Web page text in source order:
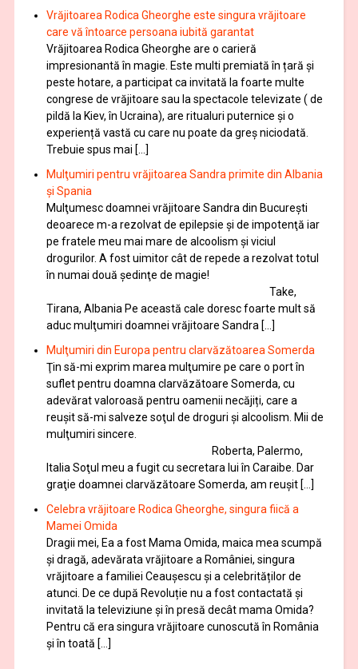
Vrăjitoarea Rodica Gheorghe este singura vrăjitoare
care vă întoarce persoana iubită garantat
Vrăjitoarea Rodica Gheorghe are o carieră
impresionantă în magie. Este multi premiată în țară și
peste hotare, a participat ca invitată la foarte multe
congrese de vrăjitoare sau la spectacole televizate ( de
pildă la Kiev, în Ucraina), are ritualuri puternice și o
experiență vastă cu care nu poate da greș niciodată.
Trebuie spus mai […]
Mulţumiri pentru vrăjitoarea Sandra primite din Albania
și Spania
Mulţumesc doamnei vrăjitoare Sandra din București
deoarece m-a rezolvat de epilepsie și de impotenţă iar
pe fratele meu mai mare de alcoolism și viciul
drogurilor. A fost uimitor cât de repede a rezolvat totul
în numai două şedinţe de magie!
Take,
Tirana, Albania Pe această cale doresc foarte mult să
aduc mulţumiri doamnei vrăjitoare Sandra […]
Mulţumiri din Europa pentru clarvăzătoarea Somerda
Ţin să-mi exprim marea mulţumire pe care o port în
suflet pentru doamna clarvăzătoare Somerda, cu
adevărat valoroasă pentru oamenii necăjiți, care a
reuşit să-mi salveze soţul de droguri și alcoolism. Mii de
mulţumiri sincere.
Roberta, Palermo,
Italia Soţul meu a fugit cu secretara lui în Caraibe. Dar
graţie doamnei clarvăzătoare Somerda, am reuşit […]
Celebra vrăjitoare Rodica Gheorghe, singura fiică a
Mamei Omida
Dragii mei, Ea a fost Mama Omida, maica mea scumpă
și dragă, adevărata vrăjitoare a României, singura
vrăjitoare a familiei Ceaușescu și a celebrităților de
atunci. De ce după Revoluție nu a fost contactată și
invitată la televiziune și în presă decât mama Omida?
Pentru că era singura vrăjitoare cunoscută în România
și în toată […]